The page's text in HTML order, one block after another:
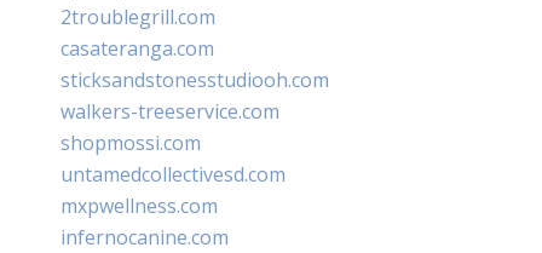
2troublegrill.com
casateranga.com
sticksandstonesstudiooh.com
walkers-treeservice.com
shopmossi.com
untamedcollectivesd.com
mxpwellness.com
infernocanine.com